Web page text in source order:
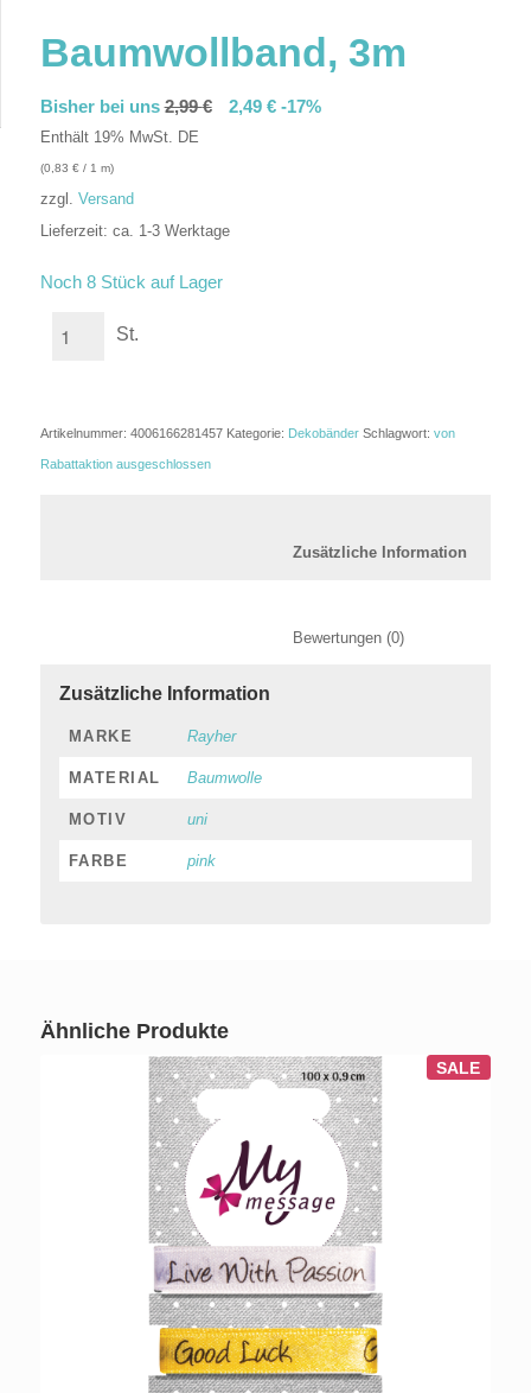
Baumwollband, 3m
Bisher bei uns 2,99€ 2,49 €-17%
Enthält 19% MwSt. DE
(0,83 €/ 1 m)
zzgl. Versand
Lieferzeit: ca. 1-3 Werktage
Noch 8 Stück auf Lager
St.
Artikelnummer: 4006166281457 Kategorie: Dekobänder Schlagwort: von
Rabattaktion ausgeschlossen
Zusätzliche Information
MARKE Rayher
MATERIAL Baumwolle
MOTIV uni
FARBE pink
Ähnliche Produkte
SALE